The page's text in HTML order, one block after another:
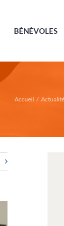
BÉNÉVOLES
Accueil /